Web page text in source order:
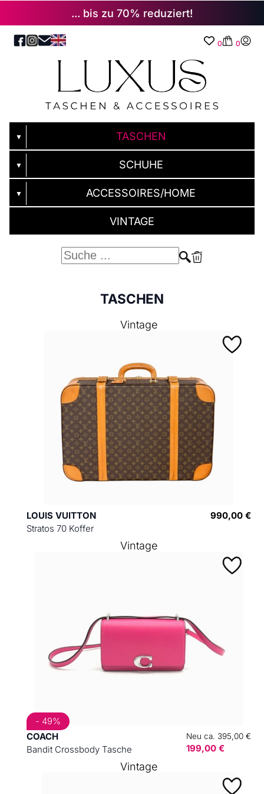
... bis zu 70% reduziert!
0 0
▼ TASCHEN
▼ SCHUHE
▼ ACCESSOIRES/HOME
VINTAGE
TASCHEN
LOUIS VUITTON
Stratos 70 Koffer
990,00 €
Vintage
COACH
Bandit Crossbody Tasche
Neu ca. 395,00 €
199,00 €
- 49%
Vintage
Vintage